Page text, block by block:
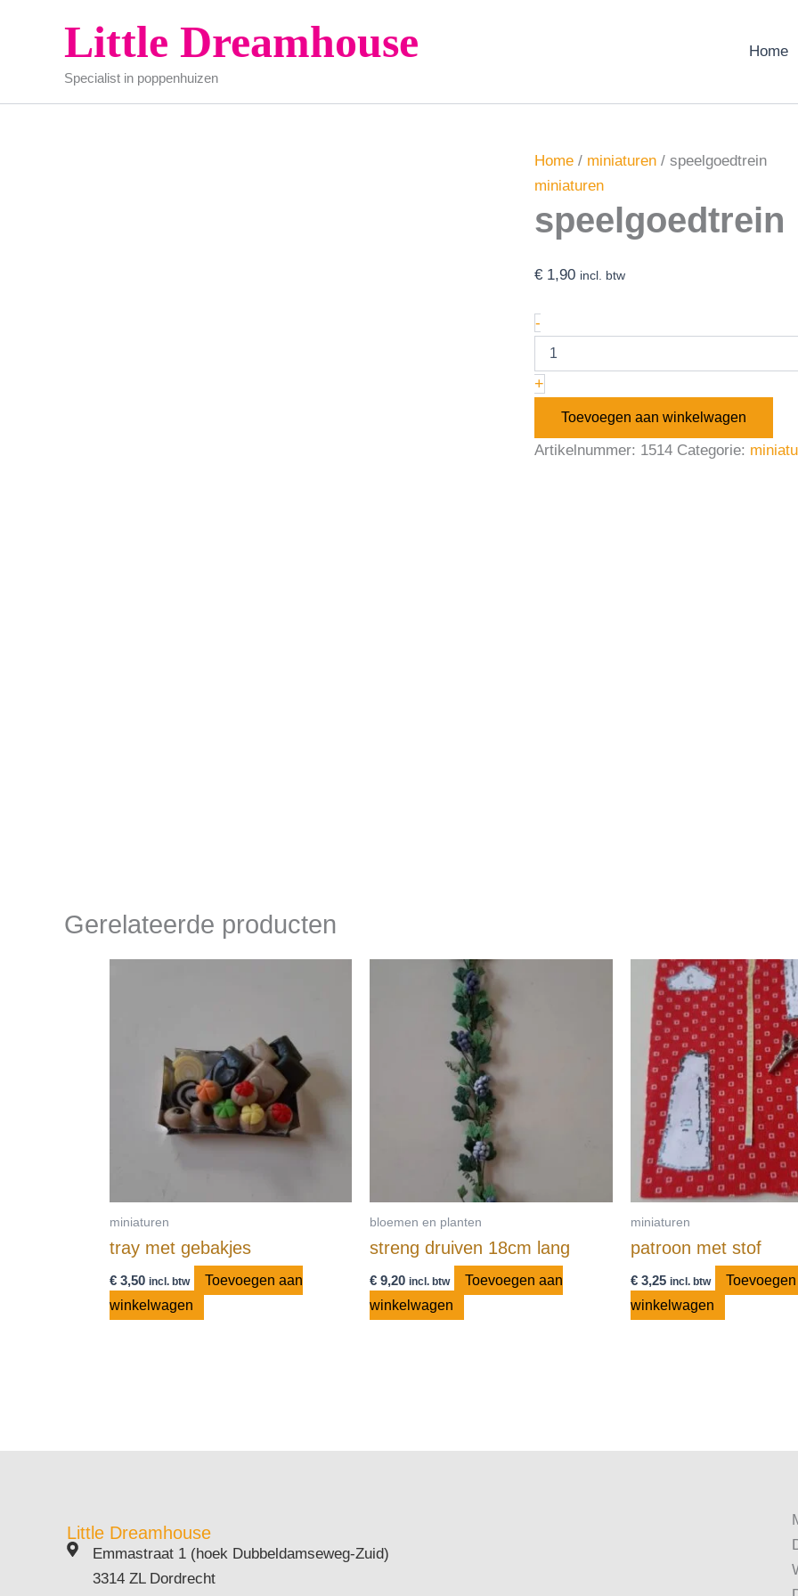
Little Dreamhouse
Specialist in poppenhuizen
Home
Home / miniaturen / speelgoedtrein
miniaturen
speelgoedtrein
€ 1,90 incl. btw
-
+
Toevoegen aan winkelwagen
Artikelnummer: 1514 Categorie:
Gerelateerde producten
miniaturen
tray met gebakjes
€ 3,50 incl. btw
Toevoegen aan
winkelwagen
bloemen en planten
streng druiven 18cm lang
€ 9,20 incl. btw
Toevoegen aan
winkelwagen
miniaturen
patroon met stof
€3,25 incl. btw
winkelwagen
Little Dreamhouse
Emmastraat 1 (hoek Dubbeldamseweg-Zuid)
3314 ZL Dordrecht